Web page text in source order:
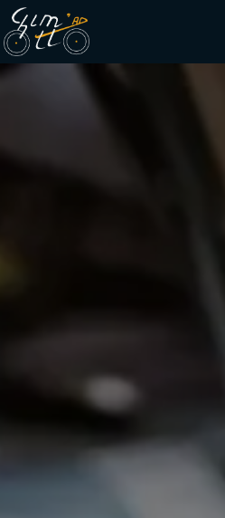
Panneau de gestion des cookies